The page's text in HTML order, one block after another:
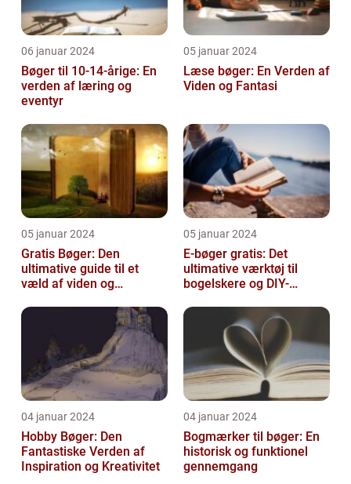
06 januar 2024
Bøger til 10-14-årige: En
verden af læring og
eventyr
05 januar 2024
Læse bøger: En Verden af
Viden og Fantasi
05 januar 2024
Gratis Bøger: Den
ultimative guide til et
væld af viden og
05 januar 2024
E-bøger gratis: Det
ultimative værktøj til
bogelskere og DIY-
04 januar 2024
Hobby Bøger: Den
Fantastiske Verden af
Inspiration og Kreativitet
04 januar 2024
Bogmærker til bøger: En
historisk og funktionel
gennemgang